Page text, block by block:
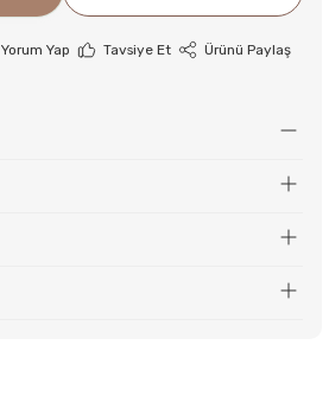
Yorum Yap Tavsiye Et
Ürünü Paylaş